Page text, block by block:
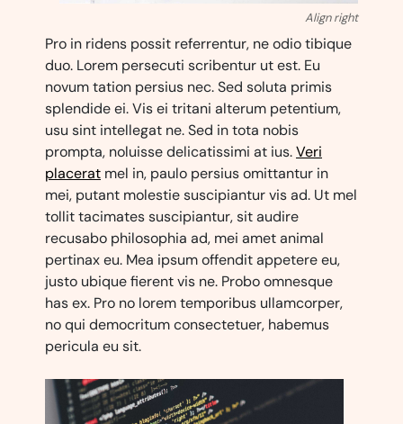
Align right
Pro in ridens possit referrentur, ne odio tibique
duo. Lorem persecuti scribentur ut est. Eu
novum tation persius nec. Sed soluta primis
splendide ei. Vis ei tritani alterum petentium,
usu sint intellegat ne. Sed in tota nobis
prompta, noluisse delicatissimi at ius.Veri
placerat mel in, paulo persius omittantur in
mei, putant molestie suscipiantur vis ad. Ut mel
tollit tacimates suscipiantur, sit audire
recusabo philosophia ad, mei amet animal
pertinax eu. Mea ipsum offendit appetere eu,
justo ubique fierent vis ne. Probo omnesque
has ex. Pro no lorem temporibus ullamcorper,
no qui democritum consectetuer, habemus
pericula eu sit.